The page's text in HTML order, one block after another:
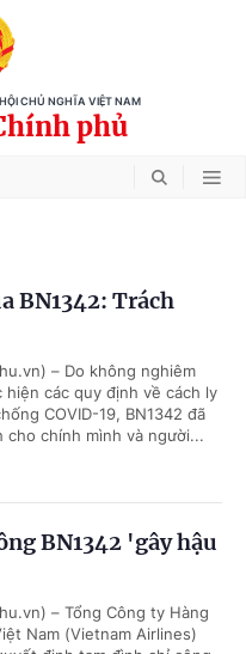
CHỦ NGHĨA VIỆT NAM
phủ
BN1342: Trách
– Do không nghiêm
hiện các quy định về cách ly
COVID-19, BN1342 đã
cho chính mình và người...
BN1342 'gây hậu
– Tổng Công ty Hàng
Nam (Vietnam Airlines)